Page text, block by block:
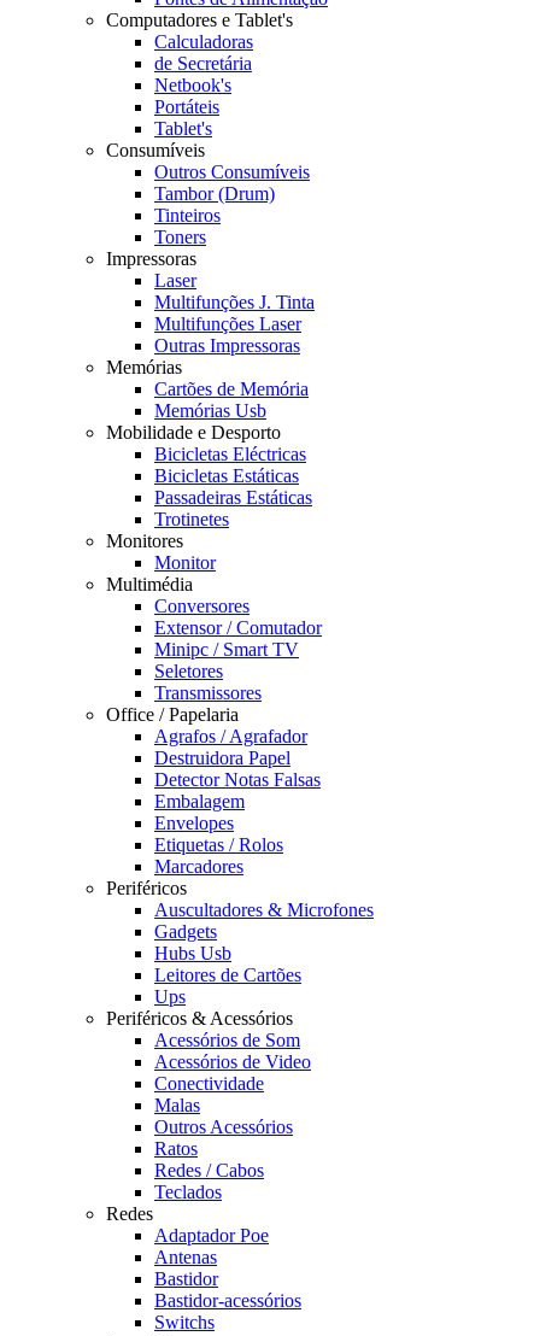
Computadores e Tablet's
Calculadoras
de Secretária
Netbook's
Portáteis
Tablet's
Consumíveis
Outros Consumíveis
Tambor (Drum)
Tinteiros
Toners
Impressoras
Laser
Multifunções J. Tinta
Multifunções Laser
Outras Impressoras
Memórias
Cartões de Memória
Memórias Usb
Mobilidade e Desporto
Bicicletas Eléctricas
Bicicletas Estáticas
Passadeiras Estáticas
Trotinetes
Monitores
Monitor
Multimédia
Conversores
Extensor / Comutador
Minipc / Smart TV
Seletores
Transmissores
Office / Papelaria
Agrafos / Agrafador
Destruidora Papel
Detector Notas Falsas
Embalagem
Envelopes
Etiquetas / Rolos
Marcadores
Periféricos
Auscultadores & Microfones
Gadgets
Hubs Usb
Leitores de Cartões
Ups
Periféricos & Acessórios
Acessórios de Som
Acessórios de Video
Conectividade
Malas
Outros Acessórios
Ratos
Redes / Cabos
Teclados
Redes
Adaptador Poe
Antenas
Bastidor
Bastidor-acessórios
Switchs